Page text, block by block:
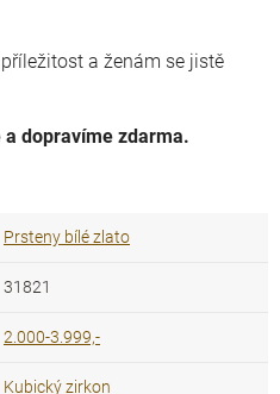
a ženám se jistě
dopravíme zdarma.
Prsteny bílé zlato
31821
2.000-3.999,-
Kubický zirkon